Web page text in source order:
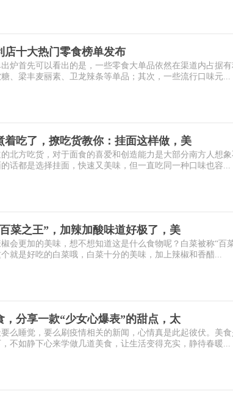
店十大热门零食榜单发布
炉首先可以看出的是，一些零食大单品依然在渠道内占据
、梁丰麦丽素、卫龙辣条等单品；其次，一些流行口味元...
着吃了，撩吃货教你：挂面这样做，美
北方吃货，对于面食的喜爱和创造能力是大部分南方人想
话都是选择挂面，快速又美味，但一直吃同一种口味也容...
菜之王”，加辣加酸味道好极了，美
会更加的美味，想不想知道这是什么食物呢？白菜被称“百
就是好吃的白菜哦，白菜十分的美味，加上辣椒和香醋...
，分享一款“少女心爆表”的甜点，太
么睡觉，要么刷疫情相关的新闻，心情真是此起彼伏。美
不如静下心来学做几道美食，让生活变得充实，静待春暖...